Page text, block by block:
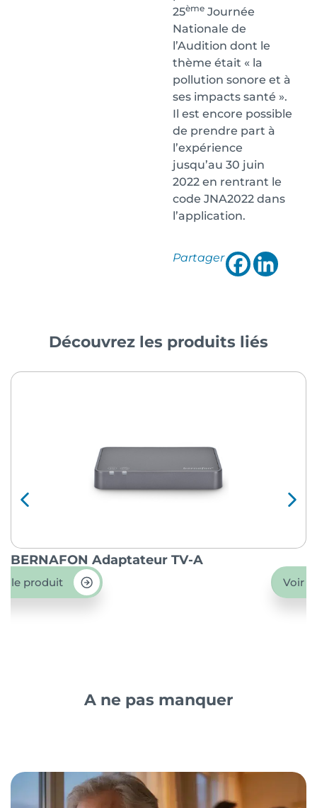
25ème Journée
Nationale de
l’Audition dont le
thème était « la
pollution sonore et à
ses impacts santé ».
Il est encore possible
de prendre part à
l’expérience
jusqu’au 30 juin
2022 en rentrant le
code JNA2022 dans
l’application.
Partager
Découvrez les produits liés
BERNAFON Adaptateur TV-A
le produit Voir
A ne pas manquer